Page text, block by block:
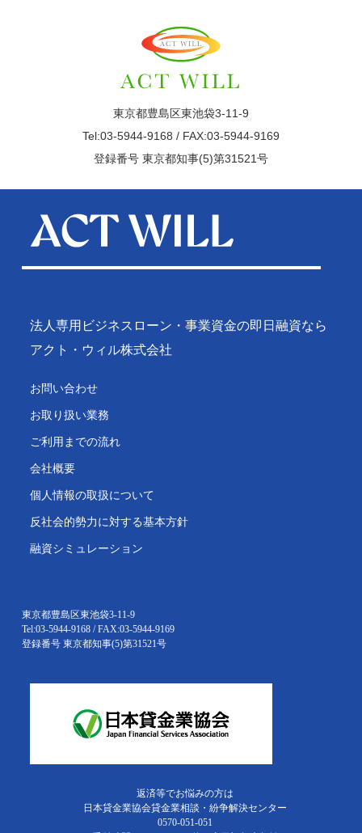
東京都豊島区東池袋3-11-9
Tel:03-5944-9168 / FAX:03-5944-9169
登録番号 東京都知事(5)第31521号
法人専用ビジネスローン・事業資金の即日融資なら
アクト・ウィル株式会社
お問い合わせ
お取り扱い業務
ご利用までの流れ
会社概要
個人情報の取扱について
反社会的勢力に対する基本方針
融資シミュレーション
東京都豊島区東池袋3-11-9
Tel:03-5944-9168 / FAX:03-5944-9169
登録番号 東京都知事(5)第31521号
返済等でお悩みの方は
日本貸金業協会貸金業相談・紛争解決センター
0570-051-051